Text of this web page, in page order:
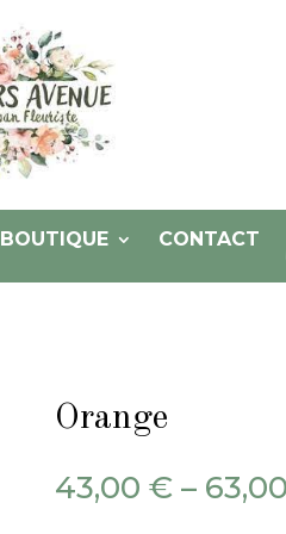
BOUTIQUE CONTACT
Orange
43,00 €– 63,00